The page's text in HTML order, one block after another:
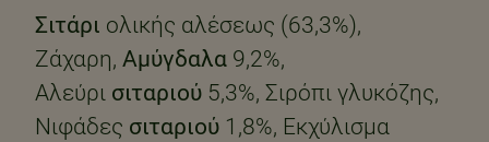
Σιτάρι ολικής αλέσεως (63,3%),
Ζάχαρη, Αμύγδαλα 9,2%,
Αλεύρι σιταριού 5,3%, Σιρόπι γλυκόζης,
Νιφάδες σιταριού 1,8%, Εκχύλισμα